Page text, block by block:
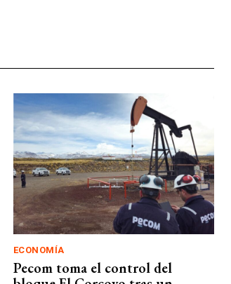
ECONOMÍA
Pecom toma el control del